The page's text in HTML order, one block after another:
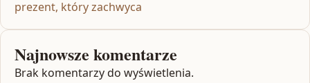
prezent, który zachwyca
Najnowsze komentarze
Brak komentarzy do wyświetlenia.